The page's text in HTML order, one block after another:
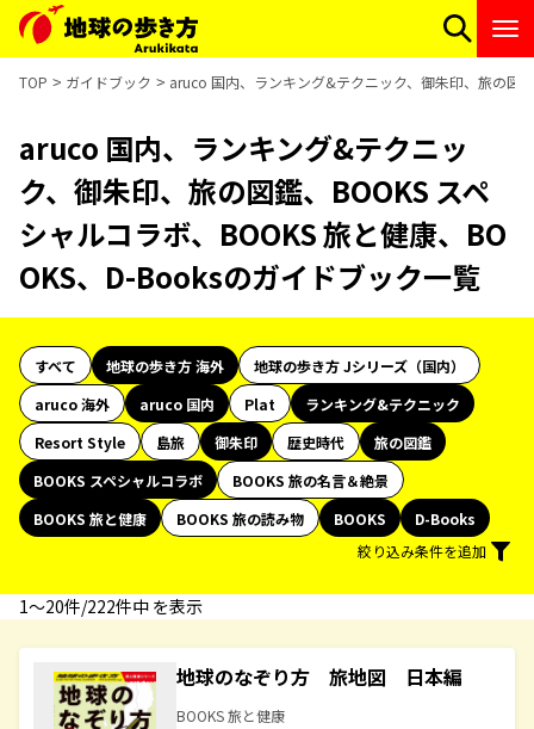
TOP ガイドブック aruco 国内、ランキング&テクニック、御朱印、旅の図
aruco 国内、ランキング&テクニッ
ク、御朱印、旅の図鑑、BOOKS スペ
シャルコラボ、BOOKS 旅と健康、BO
OKS、D-Booksのガイドブック一覧
すべて 地球の歩き方 海外
地球の歩き方 Jシリーズ（国内）
aruco 海外
aruco 国内 Plat
ランキング&テクニック
Resort Style
島旅 御朱印 歴史時代
旅の図鑑
BOOKS スペシャルコラボ
BOOKS 旅の名言＆絶景
BOOKS 旅と健康
BOOKS 旅の読み物 BOOKS
D-Books
絞り込み条件を追加
1〜20件/222件中 を表示
地球のなぞり方 旅地図 日本編
BOOKS 旅と健康